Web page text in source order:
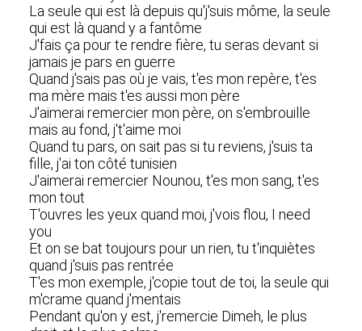
La seule qui est là depuis qu'j'suis môme, la seule
qui est là quand y a fantôme
J'fais ça pour te rendre fière, tu seras devant si
jamais je pars en guerre
Quand j'sais pas où je vais, t'es mon repère, t'es
ma mère mais t'es aussi mon père
J'aimerai remercier mon père, on s'embrouille
mais au fond, j't'aime moi
Quand tu pars, on sait pas si tu reviens, j'suis ta
fille, j'ai ton côté tunisien
J'aimerai remercier Nounou, t'es mon sang, t'es
mon tout
T'ouvres les yeux quand moi, j'vois flou, I need
you
Et on se bat toujours pour un rien, tu t'inquiètes
quand j'suis pas rentrée
T'es mon exemple, j'copie tout de toi, la seule qui
m'crame quand j'mentais
Pendant qu'on y est, j'remercie Dimeh, le plus